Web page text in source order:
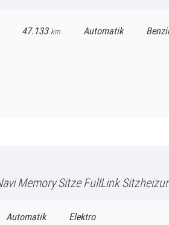
47.133 km Automatik
Sitze FullLink Sitzheizung Supersport-
Automatik Elektro